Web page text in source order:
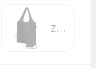
Zwart